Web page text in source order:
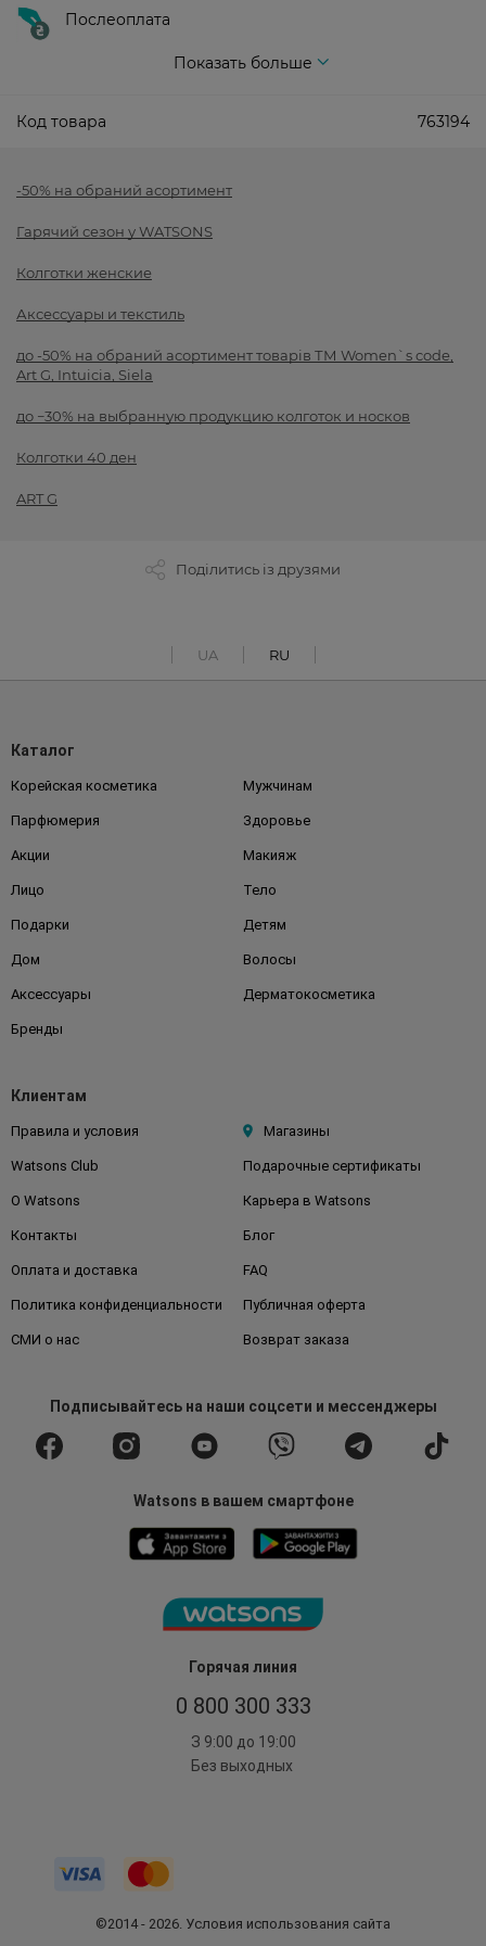
Послеоплата
Показать больше
Код товара 763194
-50% на обраний асортимент
Гарячий сезон у WATSONS
Колготки женские
Аксессуары и текстиль
до -50% на обраний асортимент товарів ТМ Women`s code,
Art G, Intuicia, Siela
до −30% на выбранную продукцию колготок и носков
Колготки 40 ден
ART G
Поділитись із друзями
UA RU
Горячая линия
0 800 300 333
З 9:00 до 19:00
Без выходных
Каталог
Корейская косметика Мужчинам
Парфюмерия Здоровье
Акции Макияж
Лицо Тело
Подарки Детям
Дом Волосы
Аксессуары Дерматокосметика
Бренды
Клиентам
Правила и условия Магазины
Watsons Club Подарочные сертификаты
О Watsons Карьера в Watsons
Контакты Блог
Оплата и доставка FAQ
Политика конфиденциальности Публичная оферта
СМИ о нас Возврат заказа
Подписывайтесьна наши соцсети и мессенджеры
Watsons в вашем смартфоне
©2014 - 2026. Условия использования сайта